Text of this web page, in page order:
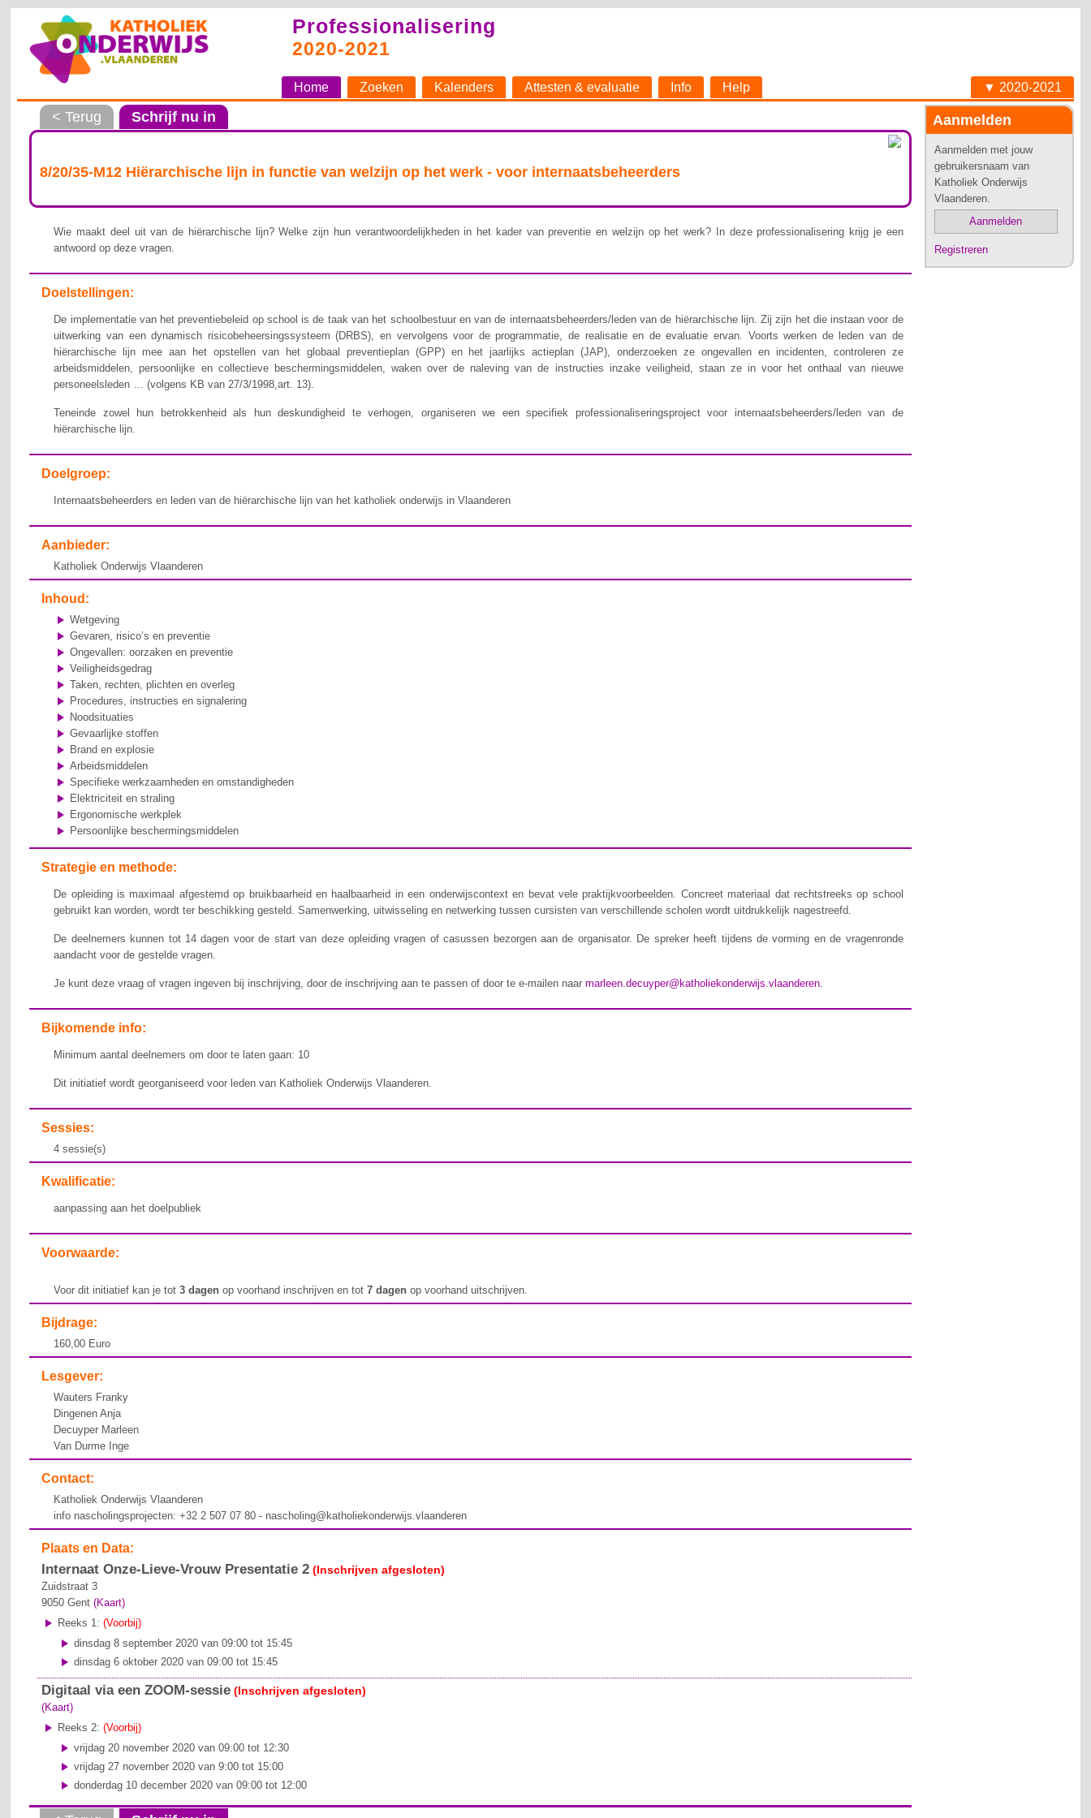
Professionalisering
2020-2021
Home Zoeken Kalenders Attesten & evaluatie Info Help ▼ 2020-2021
Aanmelden
Aanmelden met jouw
gebruikersnaam van
Katholiek Onderwijs
Vlaanderen.
Aanmelden
Registreren
< Terug Schrijf nu in
8/20/35-M12 Hiërarchische lijn in functie van welzijn op het werk - voor internaatsbeheerders
Wie maakt deel uit van de hiërarchische lijn? Welke zijn hun verantwoordelijkheden in het kader van preventie en welzijn op het werk? In deze professionalisering krijg je een
antwoord op deze vragen.
Doelstellingen:
De implementatie van het preventiebeleid op school is de taak van het schoolbestuur en van de internaatsbeheerders/leden van de hiërarchische lijn. Zij zijn het die instaan voor de
uitwerking van een dynamisch risicobeheersingssysteem (DRBS), en vervolgens voor de programmatie, de realisatie en de evaluatie ervan. Voorts werken de leden van de
hiërarchische lijn mee aan het opstellen van het globaal preventieplan (GPP) en het jaarlijks actieplan (JAP), onderzoeken ze ongevallen en incidenten, controleren ze
arbeidsmiddelen, persoonlijke en collectieve beschermingsmiddelen, waken over de naleving van de instructies inzake veiligheid, staan ze in voor het onthaal van nieuwe
personeelsleden … (volgens KB van 27/3/1998,art. 13).
Teneinde zowel hun betrokkenheid als hun deskundigheid te verhogen, organiseren we een specifiek professionaliseringsproject voor internaatsbeheerders/leden van de
hiërarchische lijn.
Doelgroep:
Internaatsbeheerders en leden van de hiërarchische lijn van het katholiek onderwijs in Vlaanderen
Aanbieder:
Katholiek Onderwijs Vlaanderen
Inhoud:
Wetgeving
Gevaren, risico’s en preventie
Ongevallen: oorzaken en preventie
Veiligheidsgedrag
Taken, rechten, plichten en overleg
Procedures, instructies en signalering
Noodsituaties
Gevaarlijke stoffen
Brand en explosie
Arbeidsmiddelen
Specifieke werkzaamheden en omstandigheden
Elektriciteit en straling
Ergonomische werkplek
Persoonlijke beschermingsmiddelen
Strategie en methode:
De opleiding is maximaal afgestemd op bruikbaarheid en haalbaarheid in een onderwijscontext en bevat vele praktijkvoorbeelden. Concreet materiaal dat rechtstreeks op school
gebruikt kan worden, wordt ter beschikking gesteld. Samenwerking, uitwisseling en netwerking tussen cursisten van verschillende scholen wordt uitdrukkelijk nagestreefd.
De deelnemers kunnen tot 14 dagen voor de start van deze opleiding vragen of casussen bezorgen aan de organisator. De spreker heeft tijdens de vorming en de vragenronde
aandacht voor de gestelde vragen.
Je kunt deze vraag of vragen ingeven bij inschrijving, door de inschrijving aan te passen of door te e-mailen naarmarleen.decuyper@katholiekonderwijs.vlaanderen.
Bijkomende info:
Minimum aantal deelnemers om door te laten gaan: 10
Dit initiatief wordt georganiseerd voor leden van Katholiek Onderwijs Vlaanderen.
Sessies:
4 sessie(s)
Kwalificatie:
aanpassing aan het doelpubliek
Voorwaarde:
Voor dit initiatief kan je tot3 dagen op voorhand inschrijven en tot7 dagenop voorhand uitschrijven.
Bijdrage:
160,00 Euro
Lesgever:
Wauters Franky
Dingenen Anja
Decuyper Marleen
Van Durme Inge
Contact:
Katholiek Onderwijs Vlaanderen
info nascholingsprojecten: +32 2 507 07 80 - nascholing@katholiekonderwijs.vlaanderen
Plaats en Data:
Internaat Onze-Lieve-Vrouw Presentatie 2 (Inschrijven afgesloten)
Zuidstraat 3
9050 Gent (Kaart)
Reeks 1:(Voorbij)
dinsdag 8 september 2020 van 09:00 tot 15:45
dinsdag 6 oktober 2020 van 09:00 tot 15:45
Digitaal via een ZOOM-sessie (Inschrijven afgesloten)
(Kaart)
Reeks 2:(Voorbij)
vrijdag 20 november 2020 van 09:00 tot 12:30
vrijdag 27 november 2020 van 9:00 tot 15:00
donderdag 10 december 2020 van 09:00 tot 12:00